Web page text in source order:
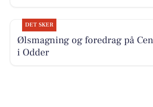
DET SKER
Ølsmagning og foredrag på
i Odder